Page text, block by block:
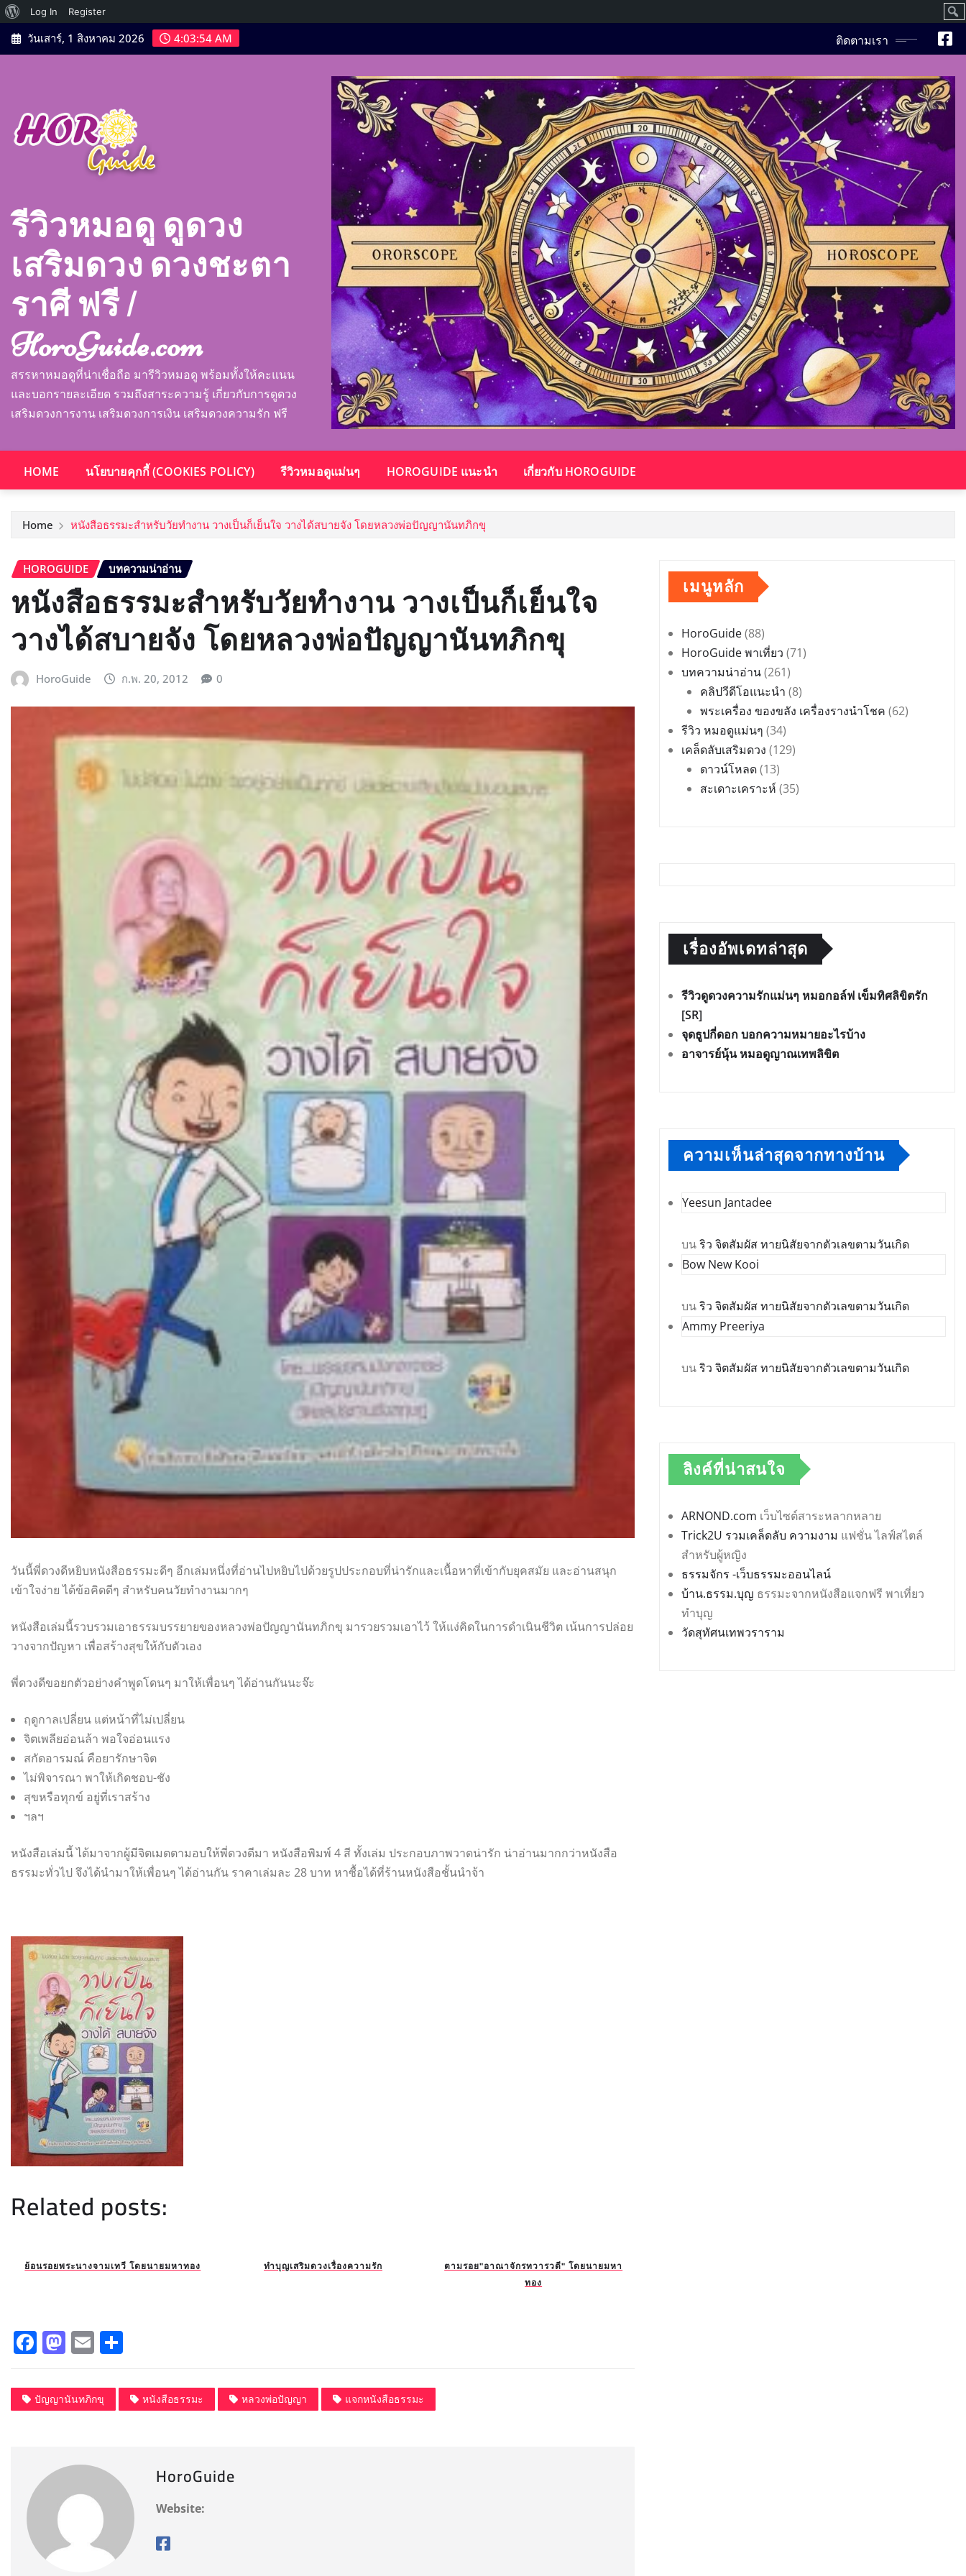
เกี่ยว
กับ
เวิร์ด
Log In
Register
ค้นห
Skip
to
วันเสาร์, 1 สิงหาคม 2026 4:03:56 AM ติดตามเรา
รีวิวหมอดู ดูดวง
เสริมดวง ดวงชะตา
ราศี ฟรี |
HoroGuide.com
สรรหาหมอดูที่น่าเชื่อถือ มารีวิวหมอดู พร้อมทั้งให้คะแนน
และบอกรายละเอียด รวมถึงสาระความรู้ เกี่ยวกับการดูดวง
เสริมดวงการงาน เสริมดวงการเงิน เสริมดวงความรัก ฟรี
HOME นโยบายคุกกี้ (COOKIES POLICY) รีวิวหมอดูแม่นๆ HOROGUIDE แนะนำ เกี่ยวกับ HOROGUIDE
Home หนังสือธรรมะสำหรับวัยทำงาน วางเป็นก็เย็นใจ วางได้สบายจัง โดยหลวงพ่อปัญญานันทภิกขุ
HOROGUIDE บทความน่าอ่าน
หนังสือธรรมะสำหรับวัยทำงาน วางเป็นก็เย็นใจ
วางได้สบายจัง โดยหลวงพ่อปัญญานันทภิกขุ
HoroGuide ก.พ. 20, 2012 0
วันนี้พี่ดวงดีหยิบหนังสือธรรมะดีๆ อีกเล่มหนึ่งที่อ่านไปหยิบไปด้วยรูปประกอบที่น่ารักและเนื้อหาที่เข้ากับยุคสมัย และอ่านสนุก
เข้าใจง่าย ได้ข้อคิดดีๆ สำหรับคนวัยทำงานมากๆ
หนังสือเล่มนี้รวบรวมเอาธรรมบรรยายของหลวงพ่อปัญญานันทภิกขุ มารวยรวมเอาไว้ ให้แง่คิดในการดำเนินชีวิต เน้นการปล่อย
วางจากปัญหา เพื่อสร้างสุขให้กับตัวเอง
พี่ดวงดีขอยกตัวอย่างคำพูดโดนๆ มาให้เพื่อนๆ ได้อ่านกันนะจ๊ะ
ฤดูกาลเปลี่ยน แต่หน้าที่ไม่เปลี่ยน
จิตเพลียอ่อนล้า พอใจอ่อนแรง
สกัดอารมณ์ คือยารักษาจิต
ไม่พิจารณา พาให้เกิดชอบ-ชัง
สุขหรือทุกข์ อยู่ที่เราสร้าง
ฯลฯ
หนังสือเล่มนี้ ได้มาจากผู้มีจิตเมตตามอบให้พี่ดวงดีมา หนังสือพิมพ์ 4 สี ทั้งเล่ม ประกอบภาพวาดน่ารัก น่าอ่านมากกว่าหนังสือ
ธรรมะทั่วไป จึงได้นำมาให้เพื่อนๆ ได้อ่านกัน ราคาเล่มละ 28 บาท หาซื้อได้ที่ร้านหนังสือชั้นนำจ้า
Related posts:
ย้อนรอยพระนางจามเทวี โดยนายมหาทอง ทำบุญเสริมดวงเรื่องความรัก
ตามรอย"อาณาจักรทวารวดี" โดยนายมหา
ทอง
F
c
e
o
M
st
o
o
E
ai
l
a
re
ปัญญานันทภิกขุ หนังสือธรรมะ หลวงพ่อปัญญา แจกหนังสือธรรมะ
HoroGuide
Website:
เมนูหลัก
HoroGuide(88)
HoroGuide พาเที่ยว (71)
บทความน่าอ่าน(261)
คลิปวีดีโอแนะนำ (8)
พระเครื่อง ของขลัง เครื่องรางนำโชค (62)
รีวิว หมอดูแม่นๆ (34)
เคล็ดลับเสริมดวง (129)
ดาวน์โหลด(13)
สะเดาะเคราะห์ (35)
เรื่องอัพเดทล่าสุด
รีวิวดูดวงความรักแม่นๆ หมอกอล์ฟ เข็มทิศลิขิตรัก
[SR]
จุดธูปกี่ดอก บอกความหมายอะไรบ้าง
อาจารย์นุ้น หมอดูญาณเทพลิขิต
ความเห็นล่าสุดจากทางบ้าน
Yeesun Jantadee
บนริว จิตสัมผัส ทายนิสัยจากตัวเลขตามวันเกิด
Bow New Kooi
บนริว จิตสัมผัส ทายนิสัยจากตัวเลขตามวันเกิด
Ammy Preeriya
บนริว จิตสัมผัส ทายนิสัยจากตัวเลขตามวันเกิด
ลิงค์ที่น่าสนใจ
ARNOND.com เว็บไซต์สาระหลากหลาย
Trick2U รวมเคล็ดลับ ความงาม แฟชั่น ไลฟ์สไตล์
สำหรับผู้หญิง
ธรรมจักร -เว็บธรรมะออนไลน์
บ้าน.ธรรม.บุญ ธรรมะจากหนังสือแจกฟรี พาเที่ยว
ทำบุญ
วัดสุทัศนเทพวราราม